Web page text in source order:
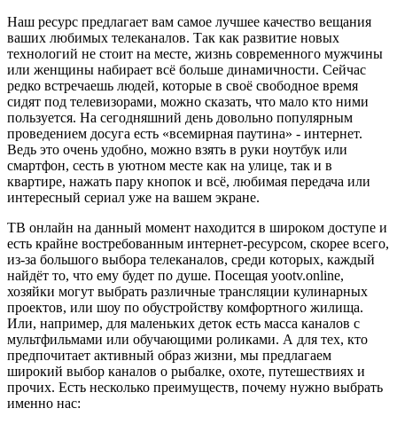
Наш ресурс предлагает вам самое лучшее качество вещания
ваших любимых телеканалов. Так как развитие новых
технологий не стоит на месте, жизнь современного мужчины
или женщины набирает всё больше динамичности. Сейчас
редко встречаешь людей, которые в своё свободное время
сидят под телевизорами, можно сказать, что мало кто ними
пользуется. На сегодняшний день довольно популярным
проведением досуга есть «всемирная паутина» - интернет.
Ведь это очень удобно, можно взять в руки ноутбук или
смартфон, сесть в уютном месте как на улице, так и в
квартире, нажать пару кнопок и всё, любимая передача или
интересный сериал уже на вашем экране.
ТВ онлайн на данный момент находится в широком доступе и
есть крайне востребованным интернет-ресурсом, скорее всего,
из-за большого выбора телеканалов, среди которых, каждый
найдёт то, что ему будет по душе. Посещая yootv.online,
хозяйки могут выбрать различные трансляции кулинарных
проектов, или шоу по обустройству комфортного жилища.
Или, например, для маленьких деток есть масса каналов с
мультфильмами или обучающими роликами. А для тех, кто
предпочитает активный образ жизни, мы предлагаем
широкий выбор каналов о рыбалке, охоте, путешествиях и
прочих. Есть несколько преимуществ, почему нужно выбрать
именно нас: